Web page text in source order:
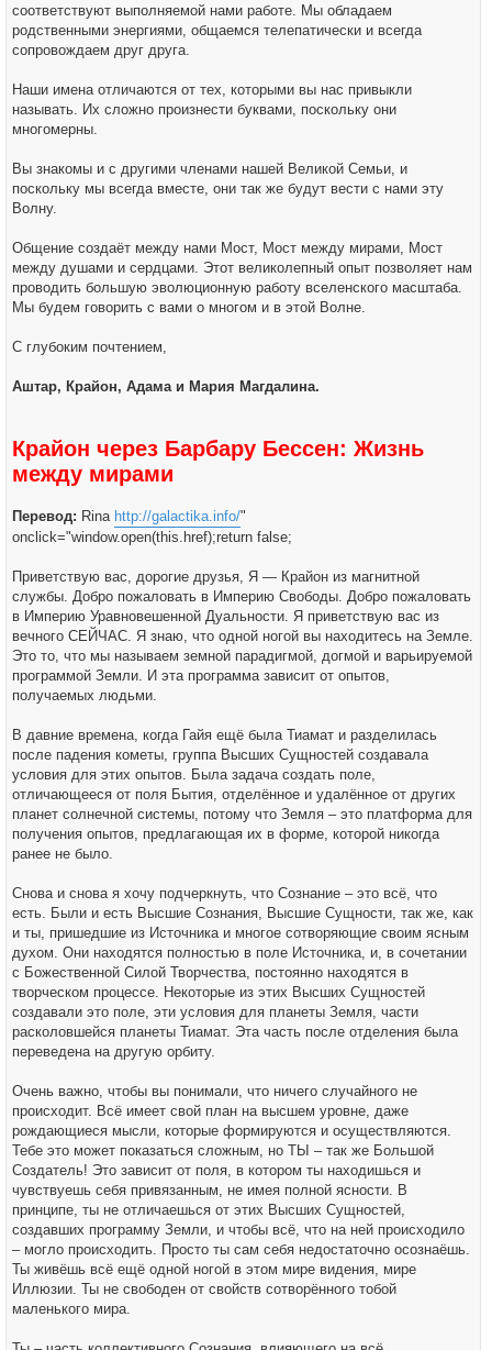
соответствуют выполняемой нами работе. Мы обладаем
родственными энергиями, общаемся телепатически и всегда
сопровождаем друг друга.
Наши имена отличаются от тех, которыми вы нас привыкли
называть. Их сложно произнести буквами, поскольку они
многомерны.
Вы знакомы и с другими членами нашей Великой Семьи, и
поскольку мы всегда вместе, они так же будут вести с нами эту
Волну.
Общение создаёт между нами Мост, Мост между мирами, Мост
между душами и сердцами. Этот великолепный опыт позволяет нам
проводить большую эволюционную работу вселенского масштаба.
Мы будем говорить с вами о многом и в этой Волне.
С глубоким почтением,
Аштар, Крайон, Адама и Мария Магдалина.
Крайон через Барбару Бессен: Жизнь
между мирами
Перевод: Rina http://galactika.info/"
onclick="window.open(this.href);return false;
Приветствую вас, дорогие друзья, Я — Крайон из магнитной
службы. Добро пожаловать в Империю Свободы. Добро пожаловать
в Империю Уравновешенной Дуальности. Я приветствую вас из
вечного СЕЙЧАС. Я знаю, что одной ногой вы находитесь на Земле.
Это то, что мы называем земной парадигмой, догмой и варьируемой
программой Земли. И эта программа зависит от опытов,
получаемых людьми.
В давние времена, когда Гайя ещё была Тиамат и разделилась
после падения кометы, группа Высших Сущностей создавала
условия для этих опытов. Была задача создать поле,
отличающееся от поля Бытия, отделённое и удалённое от других
планет солнечной системы, потому что Земля – это платформа для
получения опытов, предлагающая их в форме, которой никогда
ранее не было.
Снова и снова я хочу подчеркнуть, что Сознание – это всё, что
есть. Были и есть Высшие Сознания, Высшие Сущности, так же, как
и ты, пришедшие из Источника и многое сотворяющие своим ясным
духом. Они находятся полностью в поле Источника, и, в сочетании
с Божественной Силой Творчества, постоянно находятся в
творческом процессе. Некоторые из этих Высших Сущностей
создавали это поле, эти условия для планеты Земля, части
расколовшейся планеты Тиамат. Эта часть после отделения была
переведена на другую орбиту.
Очень важно, чтобы вы понимали, что ничего случайного не
происходит. Всё имеет свой план на высшем уровне, даже
рождающиеся мысли, которые формируются и осуществляются.
Тебе это может показаться сложным, но ТЫ – так же Большой
Создатель! Это зависит от поля, в котором ты находишься и
чувствуешь себя привязанным, не имея полной ясности. В
принципе, ты не отличаешься от этих Высших Сущностей,
создавших программу Земли, и чтобы всё, что на ней происходило
– могло происходить. Просто ты сам себя недостаточно осознаёшь.
Ты живёшь всё ещё одной ногой в этом мире видения, мире
Иллюзии. Ты не свободен от свойств сотворённого тобой
маленького мира.